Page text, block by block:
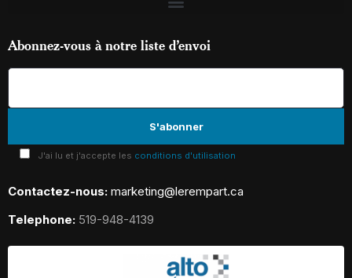
Abonnez-vous à notre liste d’envoi
J'ai lu et j'accepte les conditions d'utilisation
Contactez-nous: marketing@lerempart.ca
Telephone: 519-948-4139